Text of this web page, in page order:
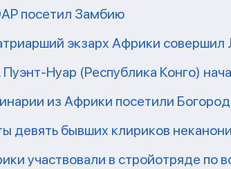
посетил Замбию
экзарх Африки
Нуар (Республика Конго)
из Африки посетили
девять бывших клириков
участвовали в стройотряде по